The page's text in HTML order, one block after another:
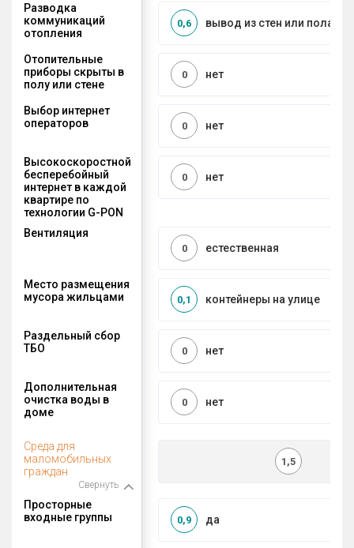
Разводка
коммуникаций
отопления
вывод из стен или пола
0,6
Отопительные
приборы скрыты в
полу или стене
нет
0
Выбор интернет
операторов
нет
0
Высокоскоростной
бесперебойный
интернет в каждой
квартире по
технологии G-PON
нет
0
Вентиляция
естественная
0
Место размещения
мусора жильцами
контейнеры на улице
0,1
Раздельный сбор
ТБО
нет
0
Дополнительная
очистка воды в
доме
нет
0
Среда для
маломобильных
граждан
Свернуть
1,5
Просторные
входные группы
да
0,9